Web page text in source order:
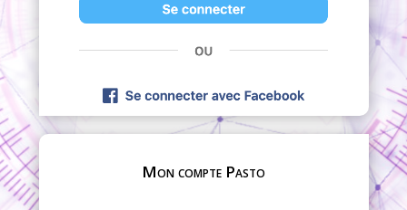
Mon compte Pasto